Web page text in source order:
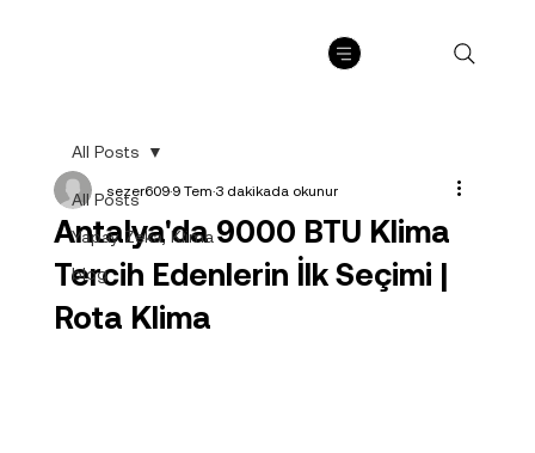
All Posts
Yapay Zeka, Klima
blog
All Posts
Antalya'da 9000 BTU Klima
Tercih Edenlerin İlk Seçimi |
Rota Klima
sezer6099 Tem3 dakikada okunur